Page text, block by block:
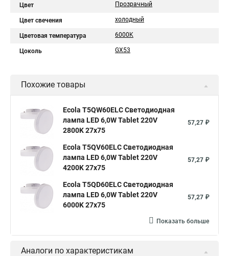
Цвет Прозрачный
Цвет свечения холодный
Цветовая температура 6000K
Цоколь GX53
Похожие товары
Ecola T5QW60ELC Светодиодная
лампа LED 6,0W Tablet 220V
2800K 27x75
57,27 ₽
Ecola T5QV60ELC Светодиодная
лампа LED 6,0W Tablet 220V
4200K 27x75
57,27 ₽
Ecola T5QD60ELC Светодиодная
лампа LED 6,0W Tablet 220V
6000K 27x75
57,27 ₽
Показать больше
Аналоги по характеристикам